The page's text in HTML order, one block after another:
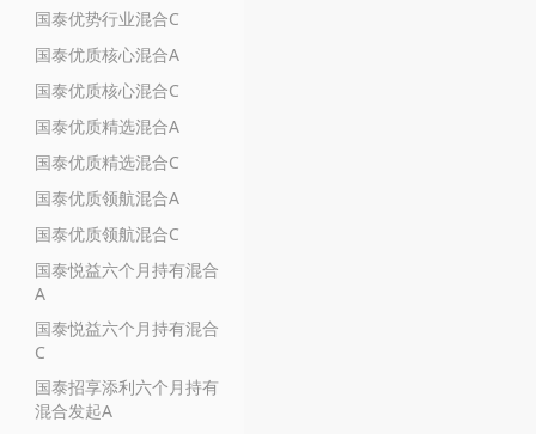
国泰优势行业混合C
国泰优质核心混合A
国泰优质核心混合C
国泰优质精选混合A
国泰优质精选混合C
国泰优质领航混合A
国泰优质领航混合C
国泰悦益六个月持有混合
A
国泰悦益六个月持有混合
C
国泰招享添利六个月持有
混合发起A